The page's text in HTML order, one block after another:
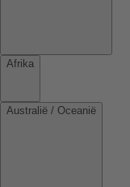
Afrika
Australië / Oceanië